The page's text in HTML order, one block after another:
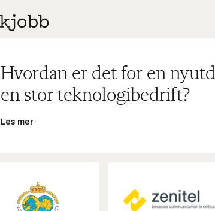
Hvordan er det for en
en stor teknologibedrift?
Les mer